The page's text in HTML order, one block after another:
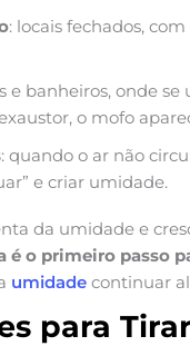
: locais fechados,
e banheiros, onde
o mofo
: quando o ar não
e criar umidade.
da umidade e
é o primeiro passo
umidade continuar
para